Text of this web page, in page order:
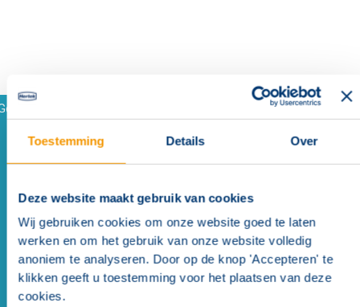
Toestemming Details Over
Deze website maakt gebruik van cookies
Wij gebruiken cookies om onze website goed te laten
werken en om het gebruik van onze website volledig
anoniem te analyseren. Door op de knop 'Accepteren' te
klikken geeft u toestemming voor het plaatsen van deze
cookies.
producten en accessoires
Alternativen(1)
Alternatieve mogelijkheden(1)
Alternativen